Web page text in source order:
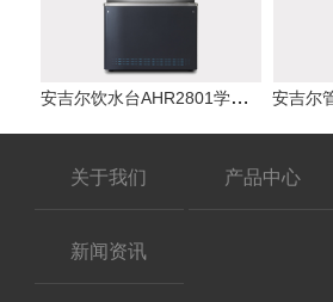
安吉尔饮水台AHR2801学校直饮水机重
关于我们 产品中心
新闻资讯